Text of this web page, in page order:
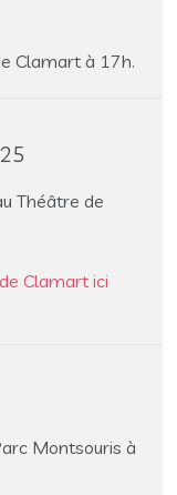
Clamart à 17h.
Théâtre de
Clamart ici
Montsouris à